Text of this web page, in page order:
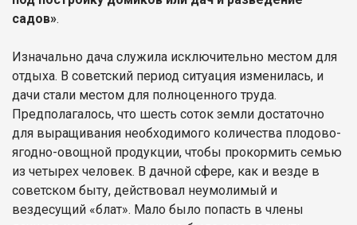
садов».
Изначально дача служила исключительно местом для
отдыха. В советский период ситуация изменилась, и
дачи стали местом для полноценного труда.
Предполагалось, что шесть соток земли достаточно
для выращивания необходимого количества плодово-
ягодно-овощной продукции, чтобы прокормить семью
из четырех человек. В дачной сфере, как и везде в
советском быту, действовал неумолимый и
вездесущий «блат». Мало было попасть в члены